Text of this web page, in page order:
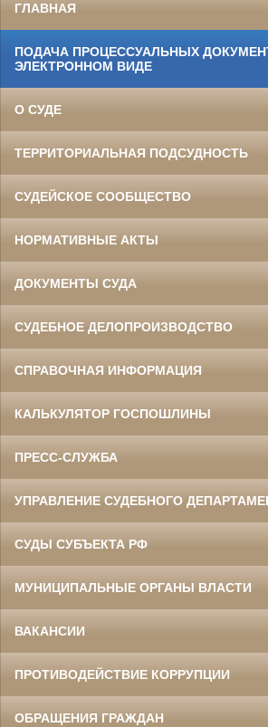
ГЛАВНАЯ
ПОДАЧА ПРОЦЕССУАЛЬНЫХ
ЭЛЕКТРОННОМ ВИДЕ
О СУДЕ
ТЕРРИТОРИАЛЬНАЯ ПОДСУДНОСТЬ
СУДЕЙСКОЕ СООБЩЕСТВО
НОРМАТИВНЫЕ АКТЫ
ДОКУМЕНТЫ СУДА
СУДЕБНОЕ ДЕЛОПРОИЗВОДСТВО
СПРАВОЧНАЯ ИНФОРМАЦИЯ
КАЛЬКУЛЯТОР ГОСПОШЛИНЫ
ПРЕСС-СЛУЖБА
УПРАВЛЕНИЕ СУДЕБНОГО
СУДЫ СУБЪЕКТА РФ
МУНИЦИПАЛЬНЫЕ ОРГАНЫ ВЛАСТИ
ВАКАНСИИ
ПРОТИВОДЕЙСТВИЕ КОРРУПЦИИ
ОБРАЩЕНИЯ ГРАЖДАН